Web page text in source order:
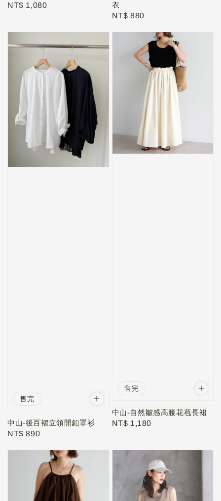
Regular
NT$ 1,080
衣
Regular
NT$ 880
售完
中山-後百褶立領開釦罩衫
Regular
NT$ 890
售完
中山-自然皺感高腰花苞長裙
Regular
NT$ 1,180